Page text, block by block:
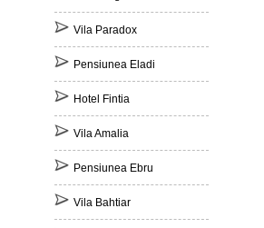
Vila Paradox
Pensiunea Eladi
Hotel Fintia
Vila Amalia
Pensiunea Ebru
Vila Bahtiar